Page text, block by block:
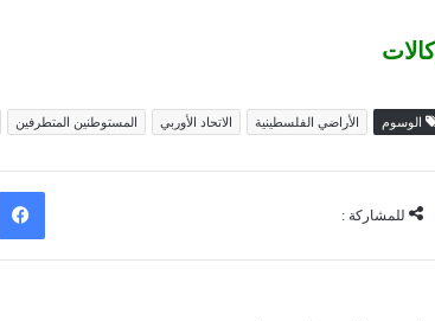
الوسوم الأراضي الفلسطينية الاتحاد الأوربي المستوطنين المتطرفين
للمشاركة :